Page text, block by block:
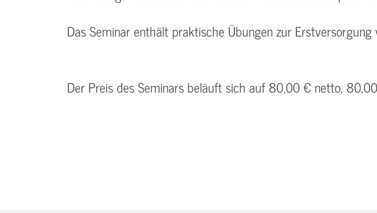
Das Seminar enthält praktische Übungen zur Erstversorgung
Der Preis des Seminars beläuft sich auf 80,00 € netto,